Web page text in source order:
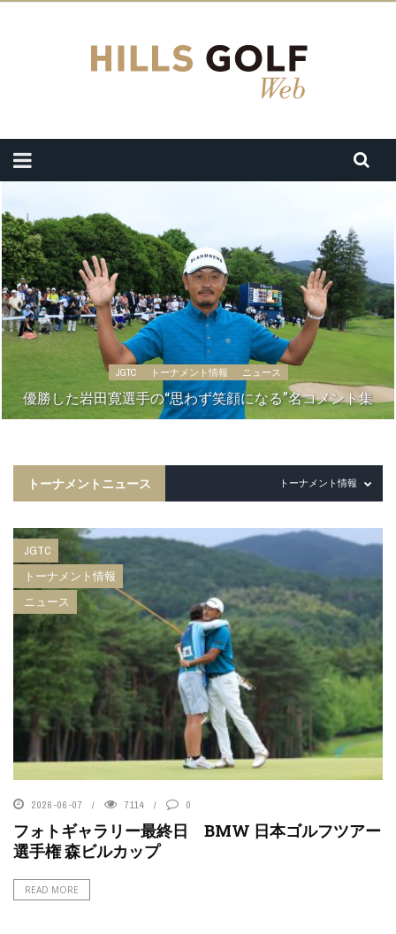
JGTC トーナメント情報 ニュース
優勝した岩田寛選手の“思わず笑顔になる”名コメント集
トーナメントニュース トーナメント情報
JGTC
トーナメント情報
ニュース
2026-06-07 7114 0
フォトギャラリー最終日 BMW 日本ゴルフツアー
選手権 森ビルカップ
READ MORE